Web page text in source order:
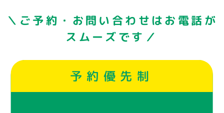
＼ご予約・お問い合わせはお電話が
スムーズです／
予約優先制